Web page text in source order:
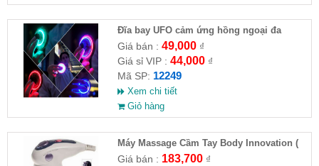
Đĩa bay UFO cảm ứng hồng ngoại đa
chiều tự động bay về
Giá bán : 49,000₫
Giá sỉ VIP : 44,000₫
Mã SP: 12249
Xem chi tiết
Giỏ hàng
Máy Massage Cầm Tay Body Innovation (
HĐ )
Giá bán : 183,700₫